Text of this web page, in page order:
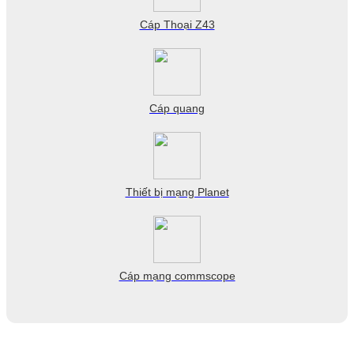
Cáp Thoại Z43
Cáp quang
Thiết bị mạng Planet
Cáp mạng commscope